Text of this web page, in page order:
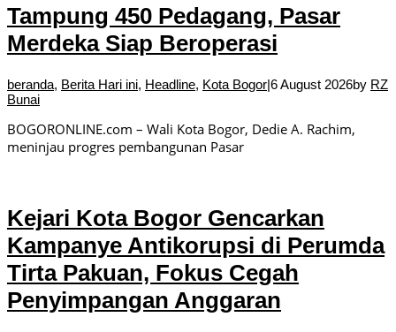
Tampung 450 Pedagang, Pasar
Merdeka Siap Beroperasi
beranda, Berita Hari ini, Headline, Kota Bogor|6 August 2026by RZ
Bunai
BOGORONLINE.com – Wali Kota Bogor, Dedie A. Rachim,
meninjau progres pembangunan Pasar
Kejari Kota Bogor Gencarkan
Kampanye Antikorupsi di Perumda
Tirta Pakuan, Fokus Cegah
Penyimpangan Anggaran